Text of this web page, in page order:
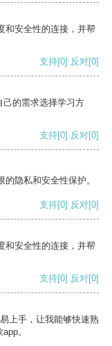
和安全性的连接，并帮
支持[0] 反对[0]
己的需求选择学习方
支持[0] 反对[0]
隐私和安全性保护。
支持[0] 反对[0]
和安全性的连接，并帮
支持[0] 反对[0]
上手，让我能够快速熟
。